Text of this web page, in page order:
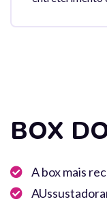
BOX
A box mais